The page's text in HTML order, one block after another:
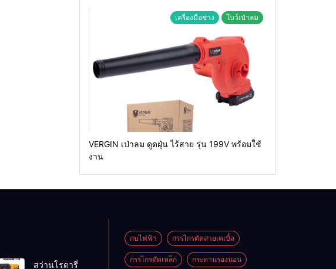
เครื่องมือช่าง โบว์เป่าลม
VERGIN เป่าลม ดูดฝุ่น ไร้สาย รุ่น 199V พร้อมใช้
งาน
สว่านโรตารี่
กบไฟฟ้า กรรไกรตัดสายเคเบิ้ล
กรรไกรตัดเหล็ก กระดานรองนอน